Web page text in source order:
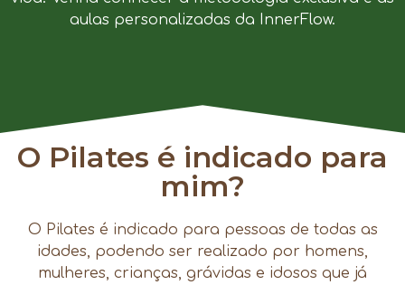
aulas personalizadas da InnerFlow.
O Pilates é indicado para
mim?
O Pilates é indicado para pessoas de todas as
idades, podendo ser realizado por homens,
mulheres, crianças, grávidas e idosos que já